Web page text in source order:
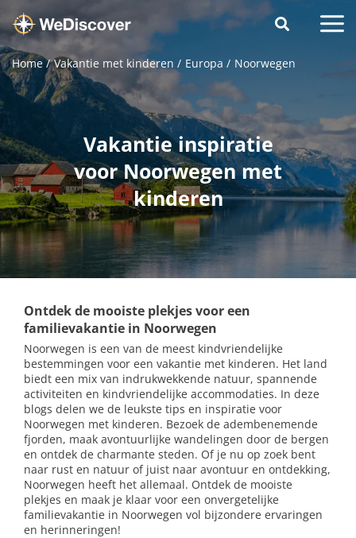
Home Vakantie met kinderen Europa Noorwegen
Vakantie inspiratie
voor Noorwegen met
kinderen
Ontdek de mooiste plekjes voor een
familievakantie in Noorwegen
Noorwegen is een van de meest kindvriendelijke
bestemmingen voor een vakantie met kinderen. Het land
biedt een mix van indrukwekkende natuur, spannende
activiteiten en kindvriendelijke accommodaties. In deze
blogs delen we de leukste tips en inspiratie voor
Noorwegen met kinderen. Bezoek de adembenemende
fjorden, maak avontuurlijke wandelingen door de bergen
en ontdek de charmante steden. Of je nu op zoek bent
naar rust en natuur of juist naar avontuur en ontdekking,
Noorwegen heeft het allemaal. Ontdek de mooiste
plekjes en maak je klaar voor een onvergetelijke
familievakantie in Noorwegen vol bijzondere ervaringen
en herinneringen!